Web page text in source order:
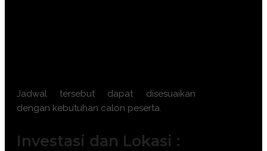
Jadwal tersebut dapat disesuaikan
dengan kebutuhan calon peserta.
Investasi dan Lokasi :